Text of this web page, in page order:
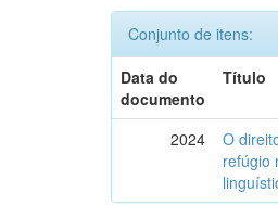
Conjunto de itens:
Data do
documento
Título
2024
O
refúgio